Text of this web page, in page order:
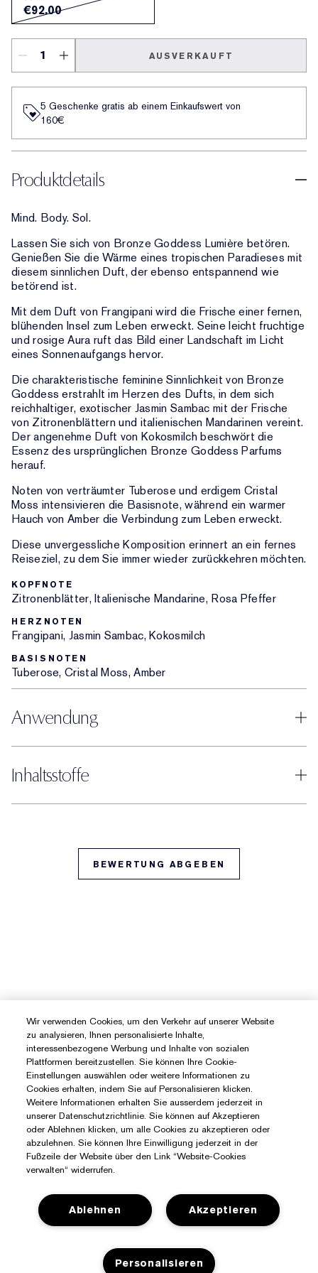
€92.00
AUSVERKAUFT
5 Geschenke gratis ab einem Einkaufswert von
160€​
Produktdetails
Mind. Body. Sol.
Lassen Sie sich von Bronze Goddess Lumière betören.
Genießen Sie die Wärme eines tropischen Paradieses mit
diesem sinnlichen Duft, der ebenso entspannend wie
betörend ist.
Mit dem Duft von Frangipani wird die Frische einer fernen,
blühenden Insel zum Leben erweckt. Seine leicht fruchtige
und rosige Aura ruft das Bild einer Landschaft im Licht
eines Sonnenaufgangs hervor.
Die charakteristische feminine Sinnlichkeit von Bronze
Goddess erstrahlt im Herzen des Dufts, in dem sich
reichhaltiger, exotischer Jasmin Sambac mit der Frische
von Zitronenblättern und italienischen Mandarinen vereint.
Der angenehme Duft von Kokosmilch beschwört die
Essenz des ursprünglichen Bronze Goddess Parfums
herauf.
Noten von verträumter Tuberose und erdigem Cristal
Moss intensivieren die Basisnote, während ein warmer
Hauch von Amber die Verbindung zum Leben erweckt.
Diese unvergessliche Komposition erinnert an ein fernes
Reiseziel, zu dem Sie immer wieder zurückkehren möchten.
KOPFNOTE
Zitronenblätter, Italienische Mandarine, Rosa Pfeffer
HERZNOTEN
Frangipani, Jasmin Sambac, Kokosmilch
BASISNOTEN
Tuberose, Cristal Moss, Amber
Anwendung
Inhaltsstoffe
BEWERTUNG ABGEBEN
Wir verwenden Cookies, um den Verkehr auf unserer Website
zu analysieren, Ihnen personalisierte Inhalte,
interessenbezogene Werbung und Inhalte von sozialen
Plattformen bereitzustellen. Sie können Ihre Cookie-
Einstellungen auswählen oder weitere Informationen zu
Cookies erhalten, indem Sie auf Personalisieren klicken.
Weitere Informationen erhalten Sie ausserdem jederzeit in
unserer Datenschutzrichtlinie. Sie können auf Akzeptieren
oder Ablehnen klicken, um alle Cookies zu akzeptieren oder
abzulehnen. Sie können Ihre Einwilligung jederzeit in der
Fußzeile der Website über den Link “Website-Cookies
verwalten“ widerrufen.
Akzeptieren
Ablehnen
Personalisieren